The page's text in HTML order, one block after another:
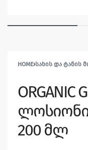
HOME›ᲡᲐᲮᲘᲡ ᲓᲐ ᲢᲐᲜᲘᲡ
ORGANIC
200 მლ